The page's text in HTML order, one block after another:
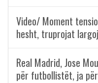
Video/ Moment
hesht, truprojat
Real Madrid, Jose
për futbollistët, ja